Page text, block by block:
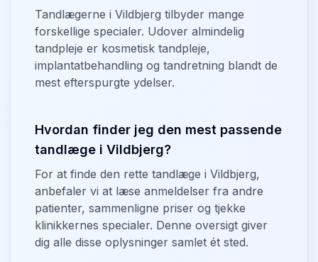
Tandlægerne i Vildbjerg tilbyder mange
forskellige specialer. Udover almindelig
tandpleje er kosmetisk tandpleje,
implantatbehandling og tandretning blandt de
mest efterspurgte ydelser.
Hvordan finder jeg den mest passende
tandlæge i Vildbjerg?
For at finde den rette tandlæge i Vildbjerg,
anbefaler vi at læse anmeldelser fra andre
patienter, sammenligne priser og tjekke
klinikkernes specialer. Denne oversigt giver
dig alle disse oplysninger samlet ét sted.